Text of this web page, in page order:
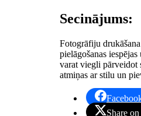
Secinājums:
Fotogrāfiju
pielāgošanas
varat viegli pārveidot
atmiņas ar stilu un
Share